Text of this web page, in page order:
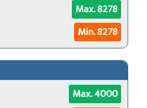
Max. 8278
Min. 8278
Max. 4000